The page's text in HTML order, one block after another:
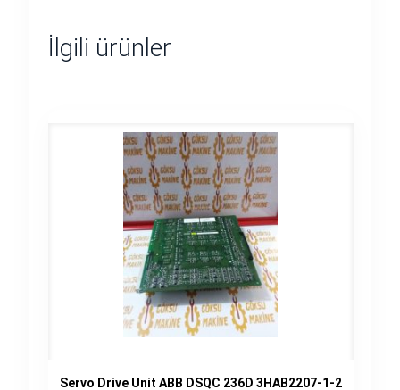
İlgili ürünler
Servo Drive Unit ABB DSQC 236D 3HAB2207-1-2